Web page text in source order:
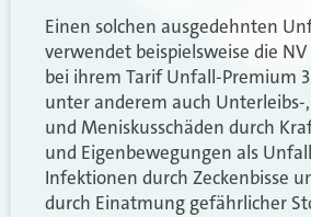
Einen solchen ausgedehnten
verwendet beispielsweise die
bei ihrem Tarif Unfall-Premium
unter anderem auch Unterleibs-
und Meniskusschäden durch
und Eigenbewegungen als
Infektionen durch Zeckenbisse
durch Einatmung gefährlicher